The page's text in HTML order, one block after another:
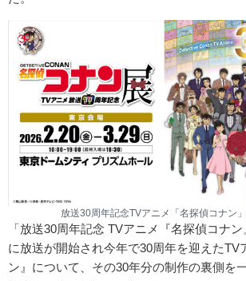
放送30周年記念TVアニメ「名探偵コナン
「放送30周年記念 TVアニメ『名探偵コナ
に放送が開始され今年で30周年を迎えたTV
ン』について、その30年分の制作の裏側を